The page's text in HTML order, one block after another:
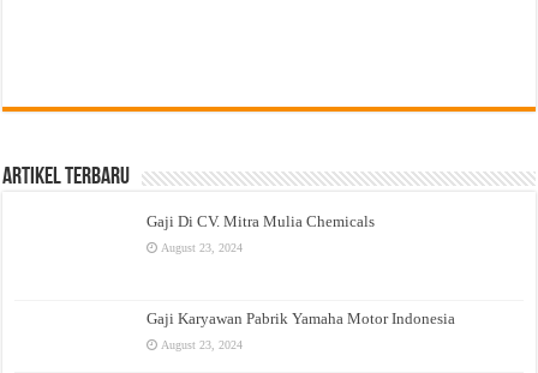
Artikel Terbaru
Gaji Di CV. Mitra Mulia Chemicals
August 23, 2024
Gaji Karyawan Pabrik Yamaha Motor Indonesia
August 23, 2024